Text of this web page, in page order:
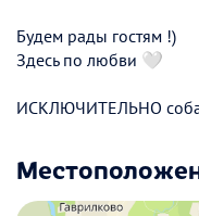
Будем рады гостям !)
Здесь по любви 🤍
ИСКЛЮЧИТЕЛЬНО